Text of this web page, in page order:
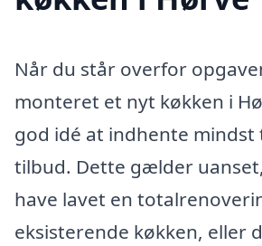
Når du står overfor
monteret et nyt køkken i
god idé at indhente mindst
tilbud. Dette gælder
have lavet en
eksisterende køkken, eller